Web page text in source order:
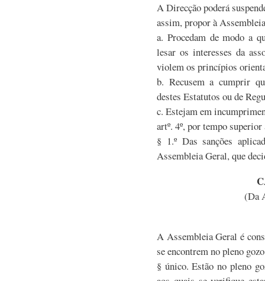
A Direcção poderá
assim, propor à
a. Procedam de modo a
lesar os interesses da
violem os princípios
b. Recusem a cumprir
destes Estatutos ou de
c. Estejam em
artº. 4º, por tempo superior
§ 1.º Das sanções
Assembleia Geral, que
(Da
A Assembleia Geral é
se encontrem no pleno
§ único. Estão no pleno